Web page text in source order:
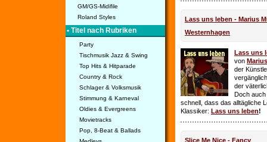
GM/GS-Midifile
Roland Styles
• Titel nach Rubriken
Party
Tischmusik Jazz & Swing
Top Hits & Hitparade
Country & Rock
Schlager & Volksmusik
Stimmung & Karneval
Oldies & Evergreens
Movietracks
Pop, 8-Beat & Ballads
Lass uns leben - Marius
Westernhagen
Lass uns
von
der
der
Doch auch
schnell, dass das alltägliche
Klassiker: Lass uns leben!
Slice Me Nice - Fancy